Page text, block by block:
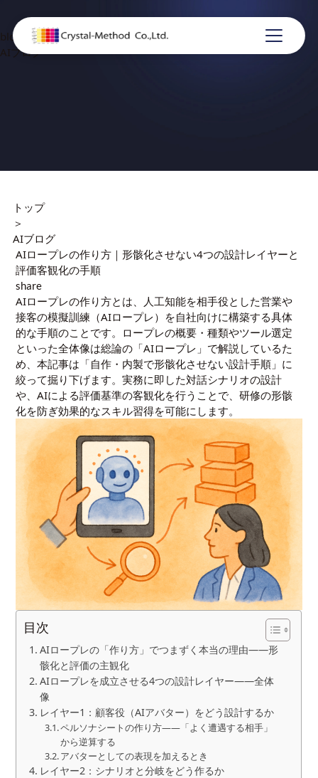
blog
AIブログ
トップ
＞
AIブログ
AIロープレの作り方｜形骸化させない4つの設計レイヤーと
評価客観化の手順
share
AIロープレの作り方とは、人工知能を相手役とした営業や
接客の模擬訓練（AIロープレ）を自社向けに構築する具体
的な手順のことです。ロープレの概要・種類やツール選定
といった全体像は総論の「AIロープレ 」で解説しているた
め、本記事は「自作・内製で形骸化させない設計手順」に
絞って掘り下げます。実務に即した対話シナリオの設計
や、AIによる評価基準の客観化を行うことで、研修の形骸
化を防ぎ効果的なスキル習得を可能にします。
目次
AIロープレの「作り方」でつまずく本当の理由——形
骸化と評価の主観化
AIロープレを成立させる4つの設計レイヤー——全体
像
レイヤー1：顧客役（AIアバター）をどう設計するか
ペルソナシートの作り方——「よく遭遇する相手」
から逆算する
アバターとしての表現を加えるとき
レイヤー2：シナリオと分岐をどう作るか